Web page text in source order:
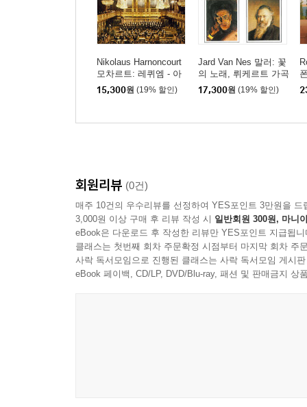
Nikolaus Harnoncourt
모차르트: 레퀴엠 - 아
르농쿠르 (Mozart: Req
uiem K.626)
15,300원 (19% 할인)
Jard Van Nes 말러: 꽃
의 노래, 뤼케르트 가곡
(Mahler: Blumine, Ruc
kertlieder)
17,300원 (19% 할인)
회원리뷰 (0건)
매주 10건의 우수리뷰를 선정하여 YES포인트 3만원을 드
3,000원 이상 구매 후 리뷰 작성 시 일반회원 300원, 마니
eBook은 다운로드 후 작성한 리뷰만 YES포인트 지급됩니
클래스는 첫번째 회차 주문확정 시점부터 마지막 회차 주
사락 독서모임으로 진행된 클래스는 사락 독서모임 게시
eBook 페이백, CD/LP, DVD/Blu-ray, 패션 및 판매금지 상